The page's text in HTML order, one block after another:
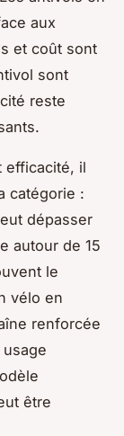
aux
et coût sont
sont
reste
efficacité, il
catégorie :
dépasser
autour de 15
le
vélo en
renforcée
être